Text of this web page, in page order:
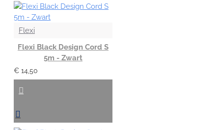
Flexi
Flexi Black Design Cord S
5m - Zwart
€ 14,50